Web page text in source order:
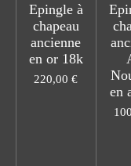
Epingle à
chapeau
ancienne
en or 18k
220,00 €
en